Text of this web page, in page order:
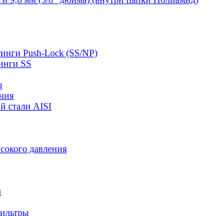
Push-Lock (SS/NP)
SS
стали AISI
давления